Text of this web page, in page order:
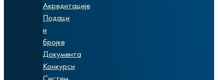
Акредитације
Подаци
и
бројке
Документа
Конкурси
Систем